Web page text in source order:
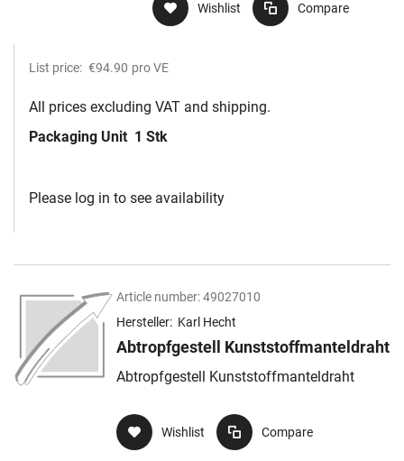
Wishlist Compare
List price: €94.90 pro VE
All prices excluding VAT and shipping.
Packaging Unit 1 Stk
Please log in to see availability
Article number:49027010
Hersteller: Karl Hecht
Abtropfgestell Kunststoffmanteldraht
Abtropfgestell Kunststoffmanteldraht
Wishlist Compare